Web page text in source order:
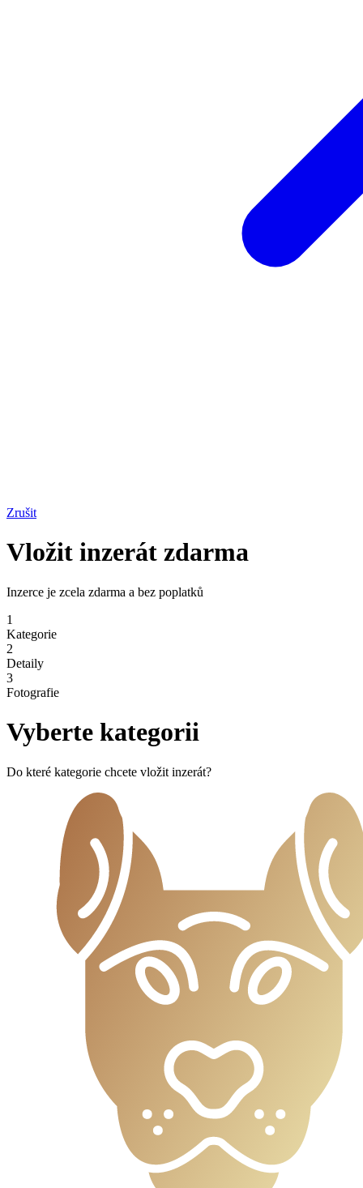
Zrušit
Vložit inzerát zdarma
Inzerce je zcela zdarma a bez poplatků
1
Kategorie
2
Detaily
3
Fotografie
Vyberte kategorii
Do které kategorie chcete vložit inzerát?